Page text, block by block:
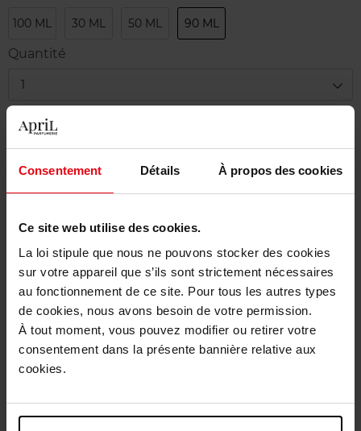
Consentement Détails À propos des cookies
Ce site web utilise des cookies.
La loi stipule que nous ne pouvons stocker des cookies
sur votre appareil que s’ils sont strictement nécessaires
au fonctionnement de ce site. Pour tous les autres types
de cookies, nous avons besoin de votre permission.
À tout moment, vous pouvez modifier ou retirer votre
consentement dans la présente bannière relative aux
cookies.
100 ML 30 ML 50 ML 90 ML
Quantité
1
Livraison
En stock
Livraison gratuite à partir de 50€
Retour gratuit dans votre magasin
Description
Caractéristiques